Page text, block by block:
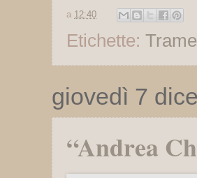
a 12:40
Etichette:
giovedì 7
“Andrea